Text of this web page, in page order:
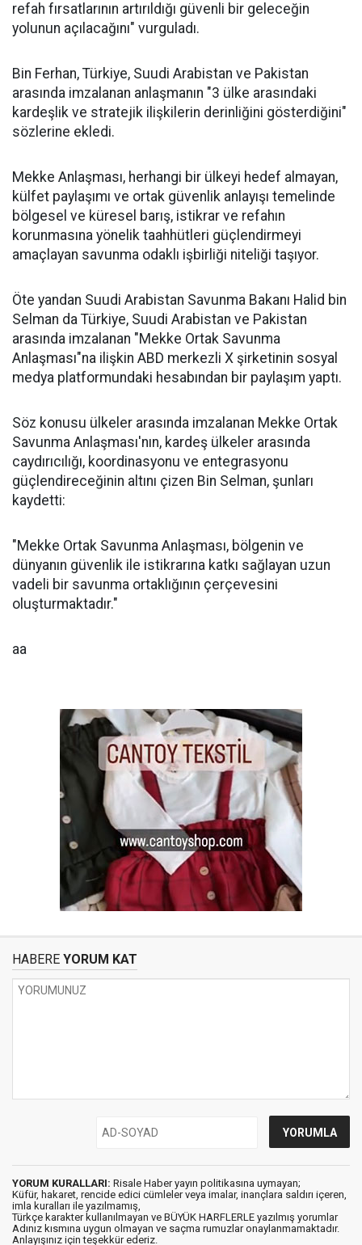
refah fırsatlarının artırıldığı güvenli bir geleceğin
yolunun açılacağını" vurguladı.
Bin Ferhan, Türkiye, Suudi Arabistan ve Pakistan
arasında imzalanan anlaşmanın "3 ülke arasındaki
kardeşlik ve stratejik ilişkilerin derinliğini gösterdiğini"
sözlerine ekledi.
Mekke Anlaşması, herhangi bir ülkeyi hedef almayan,
külfet paylaşımı ve ortak güvenlik anlayışı temelinde
bölgesel ve küresel barış, istikrar ve refahın
korunmasına yönelik taahhütleri güçlendirmeyi
amaçlayan savunma odaklı işbirliği niteliği taşıyor.
Öte yandan Suudi Arabistan Savunma Bakanı Halid bin
Selman da Türkiye, Suudi Arabistan ve Pakistan
arasında imzalanan "Mekke Ortak Savunma
Anlaşması"na ilişkin ABD merkezli X şirketinin sosyal
medya platformundaki hesabından bir paylaşım yaptı.
Söz konusu ülkeler arasında imzalanan Mekke Ortak
Savunma Anlaşması'nın, kardeş ülkeler arasında
caydırıcılığı, koordinasyonu ve entegrasyonu
güçlendireceğinin altını çizen Bin Selman, şunları
kaydetti:
"Mekke Ortak Savunma Anlaşması, bölgenin ve
dünyanın güvenlik ile istikrarına katkı sağlayan uzun
vadeli bir savunma ortaklığının çerçevesini
oluşturmaktadır."
aa
HABERE YORUM KAT
YORUM KURALLARI: Risale Haber yayın politikasına uymayan;
Küfür, hakaret, rencide edici cümleler veya imalar, inançlara saldırı içeren,
imla kuralları ile yazılmamış,
Türkçe karakter kullanılmayan ve BÜYÜK HARFLERLE yazılmış yorumlar
Adınız kısmına uygun olmayan ve saçma rumuzlar onaylanmamaktadır.
Anlayışınız için teşekkür ederiz.